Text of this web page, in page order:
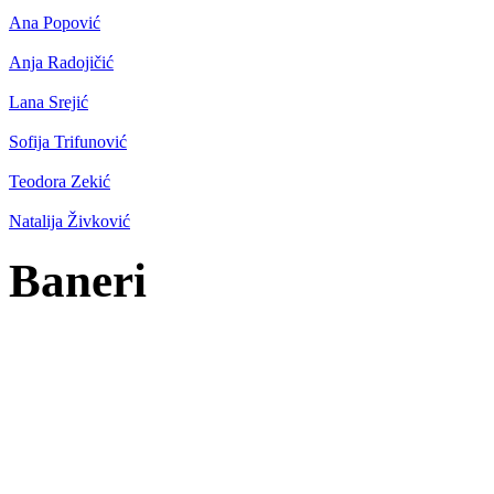
Ana Popović
Anja Radojičić
Lana Srejić
Sofija Trifunović
Teodora Zekić
Natalija Živković
Baneri